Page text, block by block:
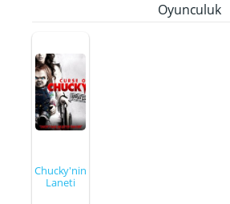
Oyunculuk
Chucky'nin
Laneti